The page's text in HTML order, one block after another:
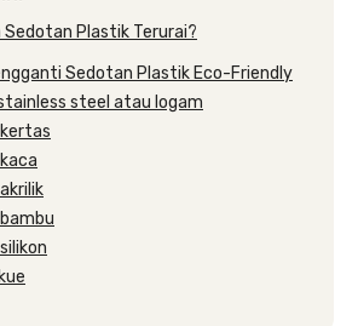
Sedotan Plastik Terurai?
Sedotan Plastik Eco-Friendly
steel atau logam